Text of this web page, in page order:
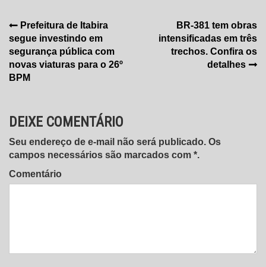
Navegação
de
Post
Prefeitura de Itabira
segue investindo em
segurança pública com
novas viaturas para o 26º
BPM
BR-381 tem obras
intensificadas em três
trechos. Confira os
detalhes
DEIXE COMENTÁRIO
Seu endereço de e-mail não será publicado. Os
campos necessários são marcados com *.
Comentário